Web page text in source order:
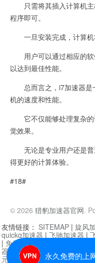
只需将其插入计算机主
程序即可。
一旦安装完成，计算机
用户可以通过相应的软
以达到最佳性能。
总而言之，i7加速器是
机的速度和性能。
它不仅能够处理复杂的
觉效果。
无论是专业用户还是普
得更好的计算体验。
#18#
© 2026 猎豹加速器官网.
永久免费的上
友情链接： SITEMAP | 旋风
quickq加速器 | 飞驰加速器 |
| 免费vqn加速外网
器| 快柠檬加速器 |黑洞加速
元机场加速器 |一元机场|老